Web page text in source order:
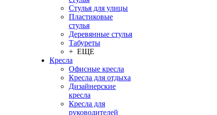
Стулья для улицы
Пластиковые
стулья
Деревянные стулья
Табуреты
+ ЕЩЕ
Кресла
Офисные кресла
Кресла для отдыха
Дизайнерские
кресла
Кресла для
руководителей